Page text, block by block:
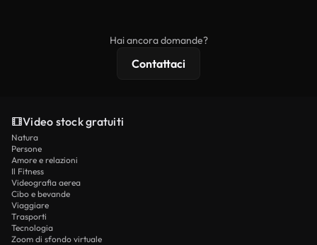
Hai ancora domande?
Contattaci
Video stock gratuiti
Natura
Persone
Amore e relazioni
Il Fitness
Videografia aerea
Cibo e bevande
Viaggiare
Trasporti
Tecnologia
Zoom di sfondo virtuale